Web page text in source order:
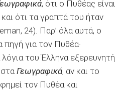
, ότι ο Πυθέας είναι
ότι τα γραπτά του ήταν
24). Παρ’ όλα αυτά, ο
πηγή για τον Πυθέα·
του Έλληνα εξερευνητή
Γεωγραφικά, αν και το
τον Πυθέα και